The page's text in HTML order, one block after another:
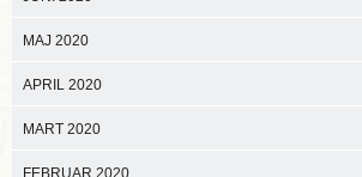
MAJ 2020
APRIL 2020
MART 2020
FEBRUAR 2020